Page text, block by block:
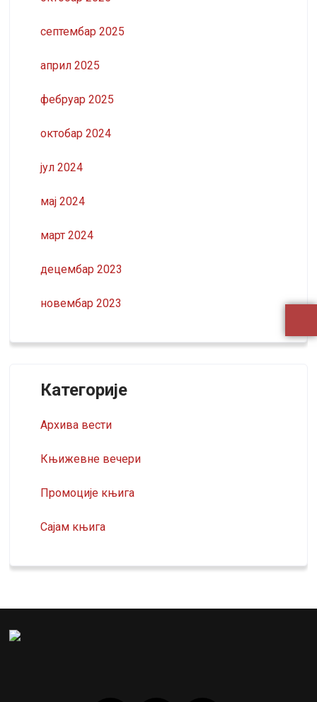
септембар 2025
април 2025
фебруар 2025
октобар 2024
јул 2024
мај 2024
март 2024
децембар 2023
новембар 2023
Категорије
Архива вести
Књижевне вечери
Промоције књига
Сајам књига